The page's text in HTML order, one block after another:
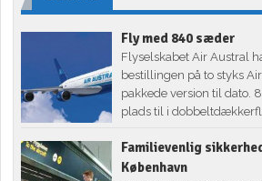
Fly med 840 sæder
Flyselskabet Air Austral
bestillingen på to styks
pakkede version til dato.
plads til i
Familievenlig
København